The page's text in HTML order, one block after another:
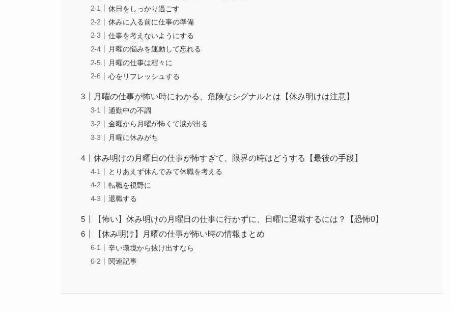
休日をしっかり過ごす
休みに入る前に仕事の準備
仕事を考えないようにする
月曜の悩みを運動して忘れる
月曜の仕事は程々に
心をリフレッシュする
月曜の仕事が怖い時にわかる、危険なシグナルとは【休み明けは注意】
通勤中の不調
金曜から月曜が怖くて涙が出る
月曜に休みがち
休み明けの月曜日の仕事が怖すぎて、限界の時はどうする【最後の手段】
とりあえず休んでみて休職を考える
転職を視野に
退職する
【怖い】休み明けの月曜日の仕事に行かずに、日曜に退職するには？【恐怖0】
【休み明け】月曜の仕事が怖い時の情報まとめ
辛い環境から抜け出すなら
関連記事